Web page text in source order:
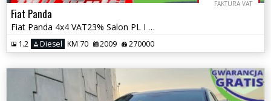
FAKTURA VAT
Fiat Panda
Fiat Panda 4x4 VAT23% Salon PL I właściciel ZAMIANA GWARANCJA!
1.2 Diesel KM 70 2009 270000